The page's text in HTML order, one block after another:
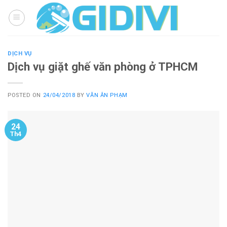
DỊCH VỤ
Dịch vụ giặt ghế văn phòng ở TPHCM
POSTED ON 24/04/2018 BYVĂN ÂN PHẠM
24
Th4